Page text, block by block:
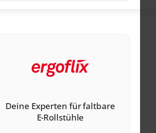
Deine Experten für faltbare
E-Rollstühle